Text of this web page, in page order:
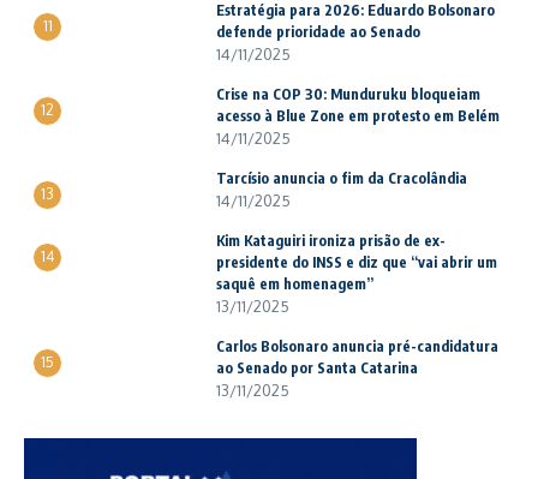
11
Estratégia para 2026: Eduardo Bolsonaro
defende prioridade ao Senado
14/11/2025
12
Crise na COP 30: Munduruku bloqueiam
acesso à Blue Zone em protesto em Belém
14/11/2025
13
Tarcísio anuncia o fim da Cracolândia
14/11/2025
14
Kim Kataguiri ironiza prisão de ex-
presidente do INSS e diz que “vai abrir um
saquê em homenagem”
13/11/2025
15
Carlos Bolsonaro anuncia pré-candidatura
ao Senado por Santa Catarina
13/11/2025